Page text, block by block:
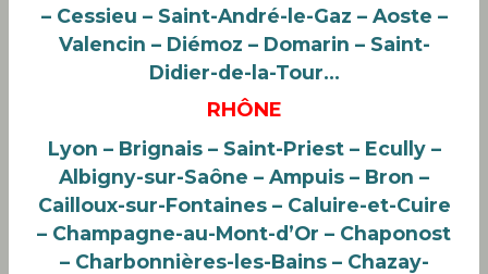
– Cessieu – Saint-André-le-Gaz – Aoste –
Valencin – Diémoz – Domarin – Saint-
Didier-de-la-Tour…
RHÔNE
Lyon – Brignais – Saint-Priest – Ecully –
Albigny-sur-Saône – Ampuis – Bron –
Cailloux-sur-Fontaines – Caluire-et-Cuire
– Champagne-au-Mont-d’Or – Chaponost
– Charbonnières-les-Bains – Chazay-